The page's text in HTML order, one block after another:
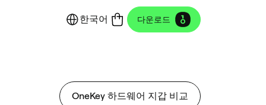
한국어 다운로드
OneKey 하드웨어 지갑 비교